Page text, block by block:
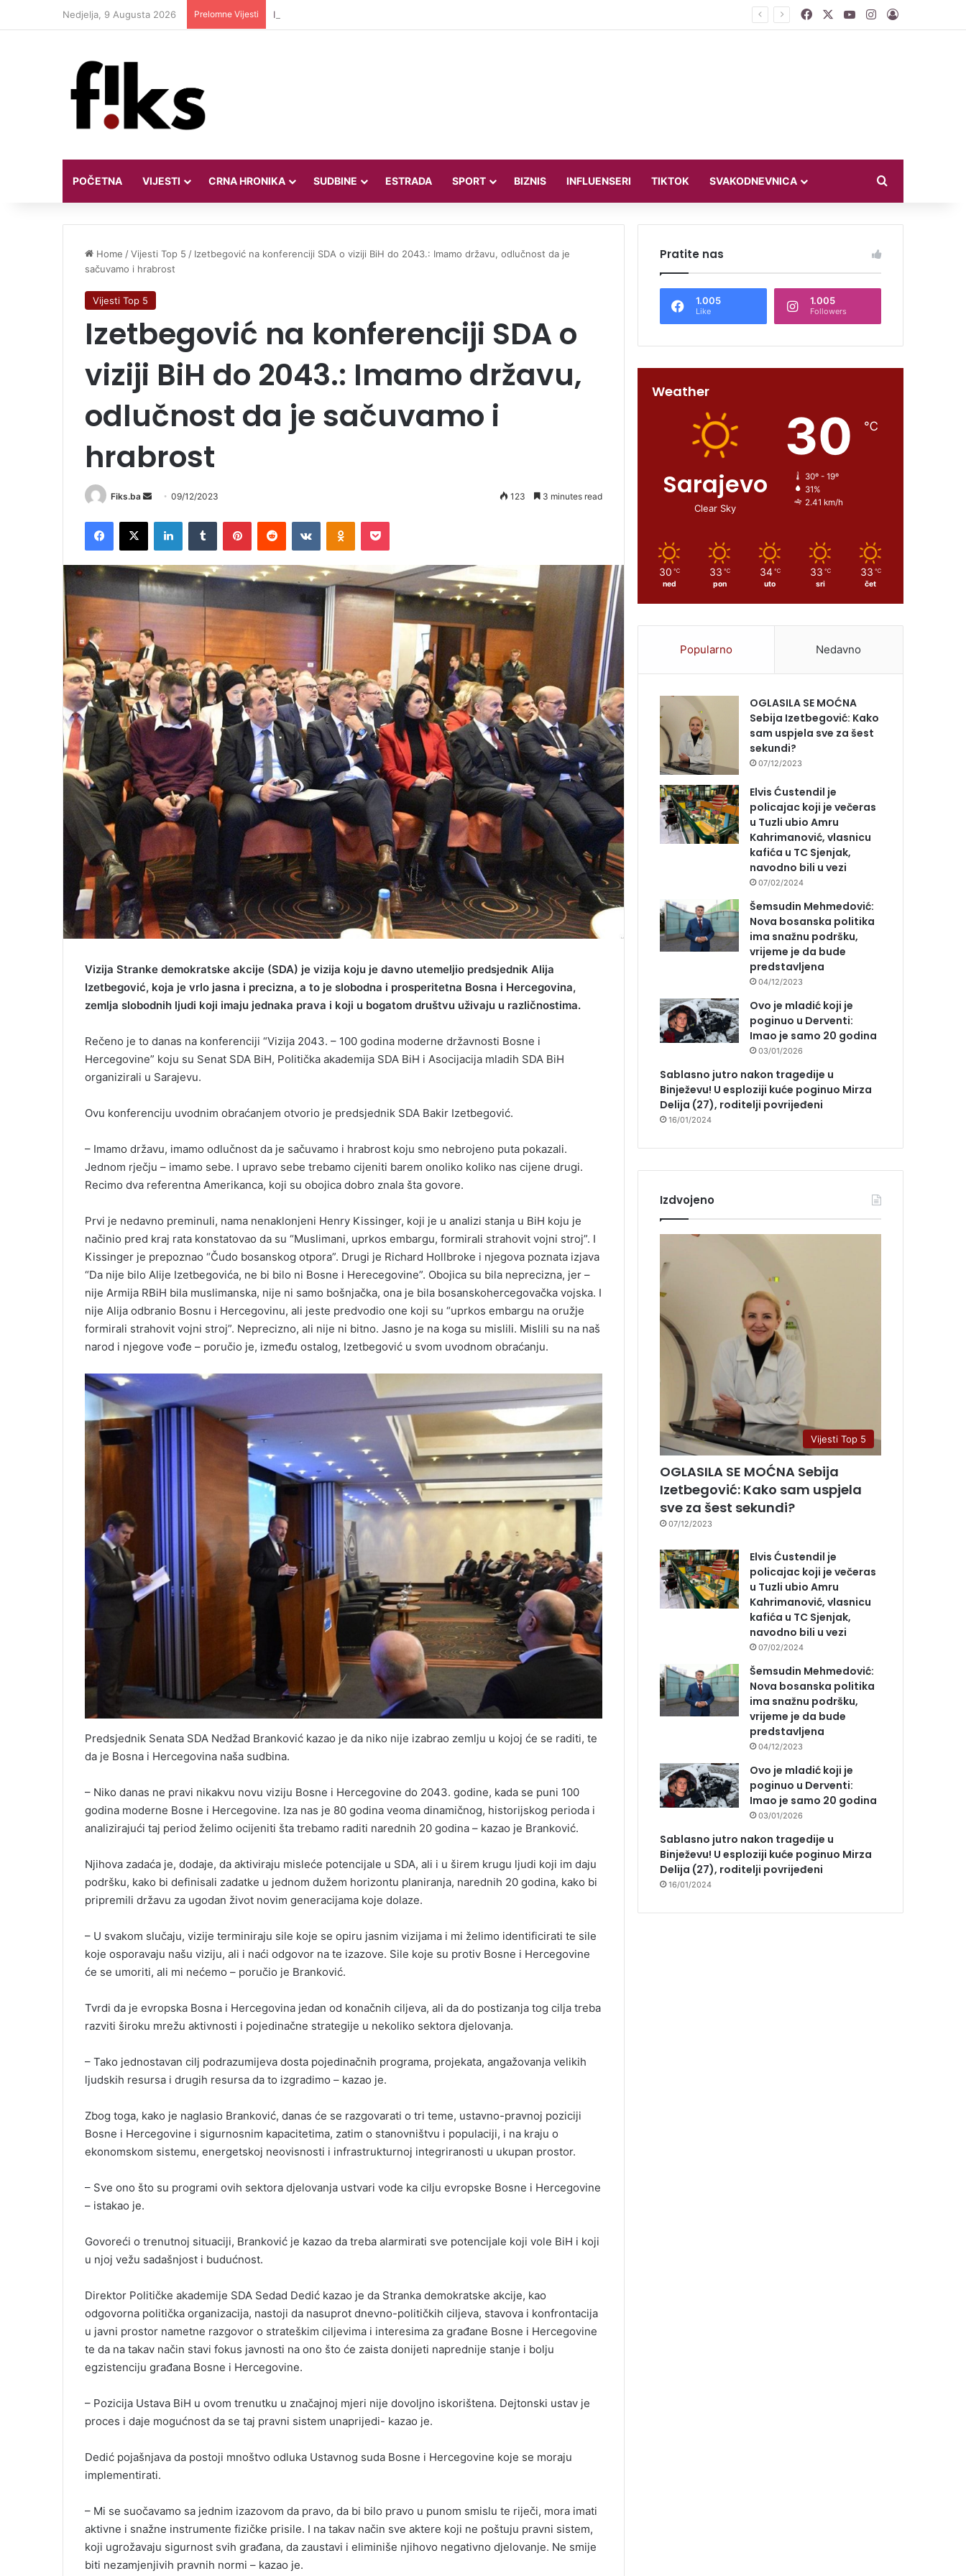
Nedjelja, 9 Augusta 2026 Prelomne Vijesti Iranski predsjednik oštro o SAD-u: Oni su kolonijalna i kriminalna država, natjerali smo ih na diplomatiju FacebookYouTubeInstagram
Log In
POČETNA VIJESTI CRNA HRONIKA SUDBINE ESTRADA SPORT BIZNIS INFLUENSERI TIKTOK SVAKODNEVNICA
Home /Vijesti Top 5 / Izetbegović na konferenciji SDA o viziji BiH do 2043.: Imamo državu, odlučnost da je
sačuvamo i hrabrost
Vijesti Top 5
Izetbegović na konferenciji SDA o
viziji BiH do 2043.: Imamo državu,
odlučnost da je sačuvamo i
hrabrost
Fiks.ba
Send
email
09/12/2023 123 3 minutes read
Facebook
X LinkedInTumblr PinterestReddit VKontakteOdnoklassniki
Pocket
Vizija Stranke demokratske akcije (SDA) je vizija koju je davno utemeljio predsjednik Alija
Izetbegović, koja je vrlo jasna i precizna, a to je slobodna i prosperitetna Bosna i Hercegovina,
zemlja slobodnih ljudi koji imaju jednaka prava i koji u bogatom društvu uživaju u različnostima.
Rečeno je to danas na konferenciji “Vizija 2043. – 100 godina moderne državnosti Bosne i
Hercegovine” koju su Senat SDA BiH, Politička akademija SDA BiH i Asocijacija mladih SDA BiH
organizirali u Sarajevu.
Ovu konferenciju uvodnim obraćanjem otvorio je predsjednik SDA Bakir Izetbegović.
– Imamo državu, imamo odlučnost da je sačuvamo i hrabrost koju smo nebrojeno puta pokazali.
Jednom rječju – imamo sebe. I upravo sebe trebamo cijeniti barem onoliko koliko nas cijene drugi.
Recimo dva referentna Amerikanca, koji su obojica dobro znala šta govore.
Prvi je nedavno preminuli, nama nenaklonjeni Henry Kissinger, koji je u analizi stanja u BiH koju je
načinio pred kraj rata konstatovao da su “Muslimani, uprkos embargu, formirali strahovit vojni stroj”. I
Kissinger je prepoznao “Čudo bosanskog otpora”. Drugi je Richard Hollbroke i njegova poznata izjava
“Da nije bilo Alije Izetbegovića, ne bi bilo ni Bosne i Herecegovine”. Obojica su bila neprecizna, jer –
nije Armija RBiH bila muslimanska, nije ni samo bošnjačka, ona je bila bosanskohercegovačka vojska. I
nije Alija odbranio Bosnu i Hercegovinu, ali jeste predvodio one koji su “uprkos embargu na oružje
formirali strahovit vojni stroj”. Neprecizno, ali nije ni bitno. Jasno je na koga su mislili. Mislili su na naš
narod i njegove vođe – poručio je, između ostalog, Izetbegović u svom uvodnom obraćanju.
Predsjednik Senata SDA Nedžad Branković kazao je da niko nije izabrao zemlju u kojoj će se raditi, te
da je Bosna i Hercegovina naša sudbina.
– Niko danas ne pravi nikakvu novu viziju Bosne i Hercegovine do 2043. godine, kada se puni 100
godina moderne Bosne i Hercegovine. Iza nas je 80 godina veoma dinamičnog, historijskog perioda i
analizirajući taj period želimo ocijeniti šta trebamo raditi narednih 20 godina – kazao je Branković.
Njihova zadaća je, dodaje, da aktiviraju misleće potencijale u SDA, ali i u širem krugu ljudi koji im daju
podršku, kako bi definisali zadatke u jednom dužem horizontu planiranja, narednih 20 godina, kako bi
pripremili državu za ugodan život novim generacijama koje dolaze.
– U svakom slučaju, vizije terminiraju sile koje se opiru jasnim vizijama i mi želimo identificirati te sile
koje osporavaju našu viziju, ali i naći odgovor na te izazove. Sile koje su protiv Bosne i Hercegovine
će se umoriti, ali mi nećemo – poručio je Branković.
Tvrdi da je evropska Bosna i Hercegovina jedan od konačnih ciljeva, ali da do postizanja tog cilja treba
razviti široku mrežu aktivnosti i pojedinačne strategije u nekoliko sektora djelovanja.
– Tako jednostavan cilj podrazumijeva dosta pojedinačnih programa, projekata, angažovanja velikih
ljudskih resursa i drugih resursa da to izgradimo – kazao je.
Zbog toga, kako je naglasio Branković, danas će se razgovarati o tri teme, ustavno-pravnoj poziciji
Bosne i Hercegovine i sigurnosnim kapacitetima, zatim o stanovništvu i populaciji, i na kraju o
ekonomskom sistemu, energetskoj neovisnosti i infrastrukturnoj integriranosti u ukupan prostor.
– Sve ono što su programi ovih sektora djelovanja ustvari vode ka cilju evropske Bosne i Hercegovine
– istakao je.
Govoreći o trenutnoj situaciji, Branković je kazao da treba alarmirati sve potencijale koji vole BiH i koji
u njoj vežu sadašnjost i budućnost.
Direktor Političke akademije SDA Sedad Dedić kazao je da Stranka demokratske akcije, kao
odgovorna politička organizacija, nastoji da nasuprot dnevno-političkih ciljeva, stavova i konfrontacija
u javni prostor nametne razgovor o strateškim ciljevima i interesima za građane Bosne i Hercegovine
te da na takav način stavi fokus javnosti na ono što će zaista donijeti naprednije stanje i bolju
egzistenciju građana Bosne i Hercegovine.
– Pozicija Ustava BiH u ovom trenutku u značajnoj mjeri nije dovoljno iskorištena. Dejtonski ustav je
proces i daje mogućnost da se taj pravni sistem unaprijedi- kazao je.
Dedić pojašnjava da postoji mnoštvo odluka Ustavnog suda Bosne i Hercegovine koje se moraju
implementirati.
– Mi se suočavamo sa jednim izazovom da pravo, da bi bilo pravo u punom smislu te riječi, mora imati
aktivne i snažne instrumente fizičke prisile. I na takav način sve aktere koji ne poštuju pravni sistem,
koji ugrožavaju sigurnost svih građana, da zaustavi i eliminiše njihovo negativno djelovanje. Ne smije
biti nezamjenjivih pravnih normi – kazao je.
Pratite nas
1.005
Like
1.005
Followers
Weather
Sarajevo
Clear Sky
30 ℃
30º - 19º
31%
2.41 km/h
30 ℃
ned
33 ℃
pon
34 ℃
uto
33 ℃
sri
33 ℃
čet
Popularno Nedavno
OGLASILA SE MOĆNA
Sebija Izetbegović: Kako
sam uspjela sve za šest
sekundi?
07/12/2023
Elvis Ćustendil je
policajac koji je večeras
u Tuzli ubio Amru
Kahrimanović, vlasnicu
kafića u TC Sjenjak,
navodno bili u vezi
07/02/2024
Šemsudin Mehmedović:
Nova bosanska politika
ima snažnu podršku,
vrijeme je da bude
predstavljena
04/12/2023
Ovo je mladić koji je
poginuo u Derventi:
Imao je samo 20 godina
03/01/2026
Sablasno jutro nakon tragedije u
Binježevu! U esploziji kuće poginuo Mirza
Delija (27), roditelji povrijeđeni
16/01/2024
Izdvojeno
Vijesti Top 5
OGLASILA SE MOĆNA Sebija
Izetbegović: Kako sam uspjela
sve za šest sekundi?
07/12/2023
Elvis Ćustendil je
policajac koji je večeras
u Tuzli ubio Amru
Kahrimanović, vlasnicu
kafića u TC Sjenjak,
navodno bili u vezi
07/02/2024
Šemsudin Mehmedović:
Nova bosanska politika
ima snažnu podršku,
vrijeme je da bude
predstavljena
04/12/2023
Ovo je mladić koji je
poginuo u Derventi:
Imao je samo 20 godina
03/01/2026
Sablasno jutro nakon tragedije u
Binježevu! U esploziji kuće poginuo Mirza
Delija (27), roditelji povrijeđeni
16/01/2024